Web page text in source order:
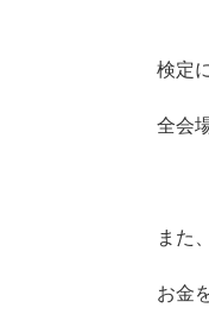
検定
全会
また
お金